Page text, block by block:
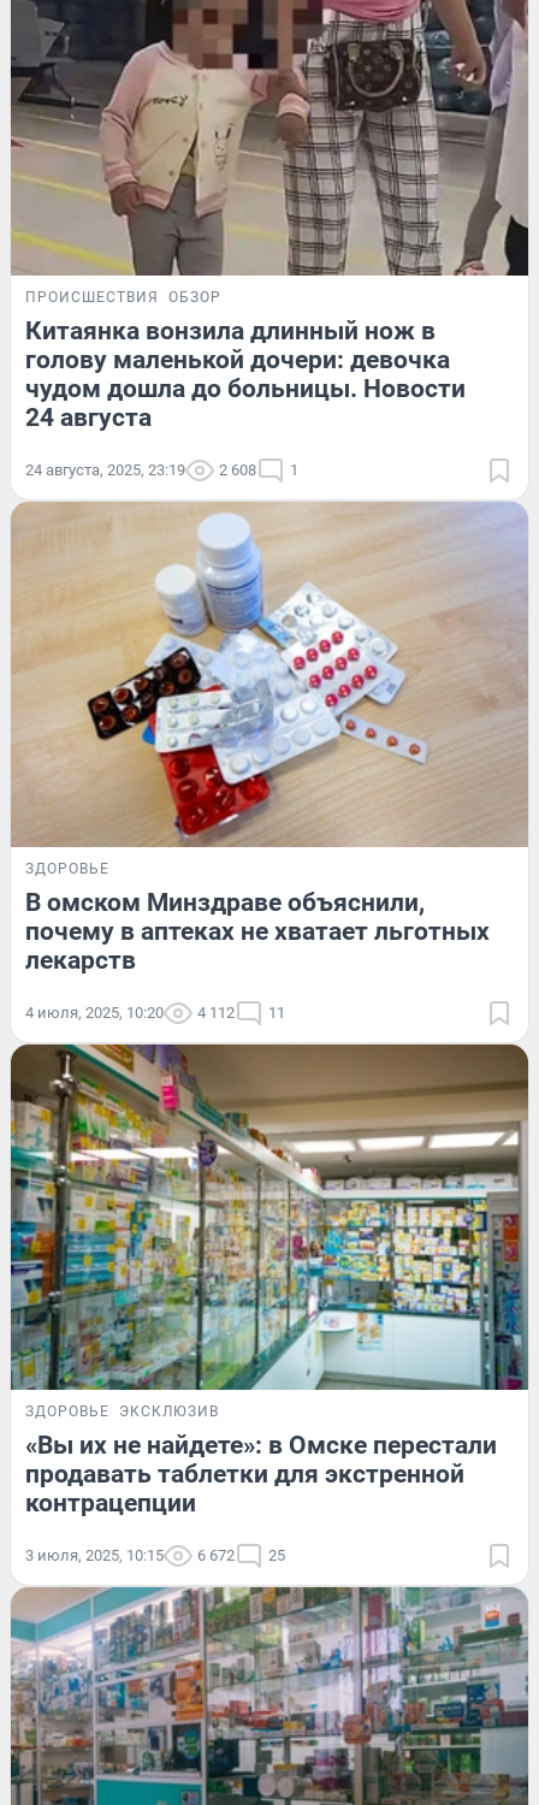
ПРОИСШЕСТВИЯ ОБЗОР
Китаянка вонзила длинный нож в
голову маленькой дочери: девочка
чудом дошла до больницы. Новости
24 августа
24 августа, 2025, 23:19 2 608 1
ЗДОРОВЬЕ
В омском Минздраве объяснили,
почему в аптеках не хватает льготных
лекарств
4 июля, 2025, 10:20 4 112 11
ЗДОРОВЬЕ ЭКСКЛЮЗИВ
«Вы их не найдете»: в Омске перестали
продавать таблетки для экстренной
контрацепции
3 июля, 2025, 10:15 6 672 25